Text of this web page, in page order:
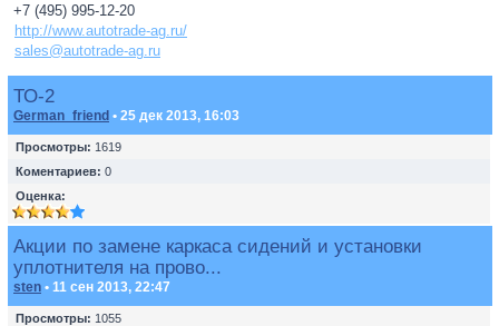
+7 (495) 995-12-20
http://www.autotrade-ag.ru/
sales@autotrade-ag.ru
ТО-2
German_friend • 25 дек 2013, 16:03
Просмотры: 1619
Коментариев: 0
Оценка:
Акции по замене каркаса сидений и установки
уплотнителя на прово...
sten • 11 сен 2013, 22:47
Просмотры: 1055